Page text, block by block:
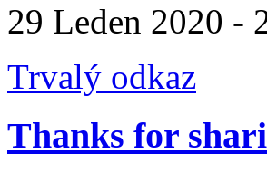
29 Leden 2020 -
Trvalý odkaz
Thanks for